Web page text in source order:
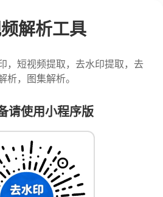
解析工具
，短视频提取，去水印提取，去
析，图集解析。
请使用小程序版